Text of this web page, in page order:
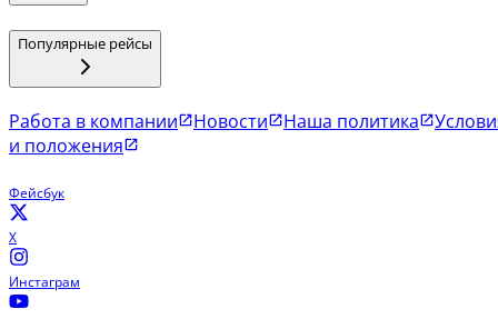
Популярные рейсы
Работа в компании Новости Наша политика
и положения
Фейсбук
X
Инстаграм